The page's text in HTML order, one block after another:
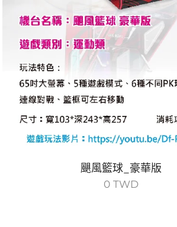
颶風籃球_豪華版
0TWD